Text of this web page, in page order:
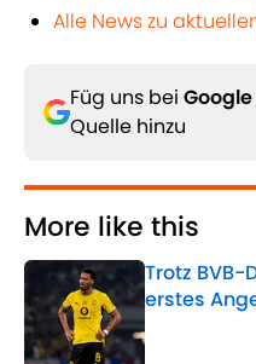
Alle News zu
Füg uns bei Google
Quelle hinzu
More like this
Trotz
erstes
Published by